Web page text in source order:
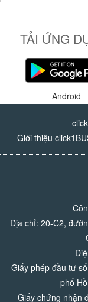
TẢI ỨNG
Android
Giới thiệu
Địa chỉ: 20-C2,
Giấy phép đầu tư
phố
Giấy chứng nhận